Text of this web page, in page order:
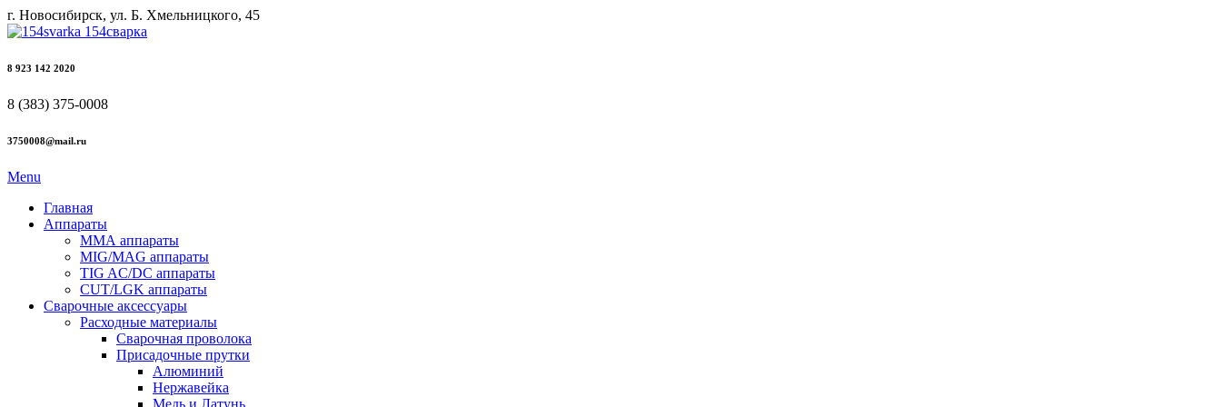
г. Новосибирск, ул. Б. Хмельницкого, 45
8 923 142 2020
8 (383) 375-0008
3750008@mail.ru
Menu
Главная
Аппараты
ММА аппараты
MIG/MAG аппараты
TIG AC/DC аппараты
CUT/LGK аппараты
Сварочные аксессуары
Расходные материалы
Сварочная проволока
Присадочные прутки
Алюминий
Нержавейка
Медь и Латунь